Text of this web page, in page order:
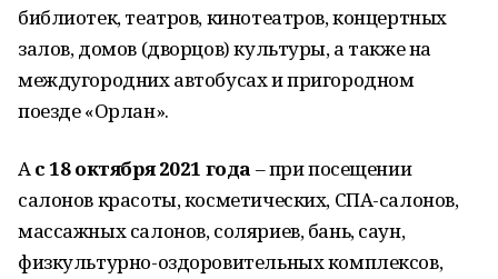
библиотек, театров, кинотеатров, концертных
залов, домов (дворцов) культуры, а также на
междугородних автобусах и пригородном
поезде «Орлан».
Ас 18 октября 2021 года – при посещении
салонов красоты, косметических, СПА-салонов,
массажных салонов, соляриев, бань, саун,
физкультурно-оздоровительных комплексов,